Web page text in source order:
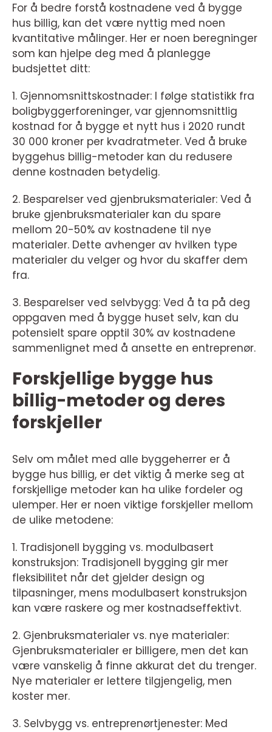
For å bedre forstå kostnadene ved å bygge
hus billig, kan det være nyttig med noen
kvantitative målinger. Her er noen beregninger
som kan hjelpe deg med å planlegge
budsjettet ditt:
1. Gjennomsnittskostnader: I følge statistikk fra
boligbyggerforeninger, var gjennomsnittlig
kostnad for å bygge et nytt hus i 2020 rundt
30 000 kroner per kvadratmeter. Ved å bruke
byggehus billig-metoder kan du redusere
denne kostnaden betydelig.
2. Besparelser ved gjenbruksmaterialer: Ved å
bruke gjenbruksmaterialer kan du spare
mellom 20-50% av kostnadene til nye
materialer. Dette avhenger av hvilken type
materialer du velger og hvor du skaffer dem
fra.
3. Besparelser ved selvbygg: Ved å ta på deg
oppgaven med å bygge huset selv, kan du
potensielt spare opptil 30% av kostnadene
sammenlignet med å ansette en entreprenør.
Forskjellige bygge hus
billig-metoder og deres
forskjeller
Selv om målet med alle byggeherrer er å
bygge hus billig, er det viktig å merke seg at
forskjellige metoder kan ha ulike fordeler og
ulemper. Her er noen viktige forskjeller mellom
de ulike metodene:
1. Tradisjonell bygging vs. modulbasert
konstruksjon: Tradisjonell bygging gir mer
fleksibilitet når det gjelder design og
tilpasninger, mens modulbasert konstruksjon
kan være raskere og mer kostnadseffektivt.
2. Gjenbruksmaterialer vs. nye materialer:
Gjenbruksmaterialer er billigere, men det kan
være vanskelig å finne akkurat det du trenger.
Nye materialer er lettere tilgjengelig, men
koster mer.
3. Selvbygg vs. entreprenørtjenester: Med